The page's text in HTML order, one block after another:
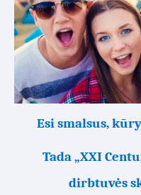
Esi smalsus,
Tada „XXI
dirbtuvės